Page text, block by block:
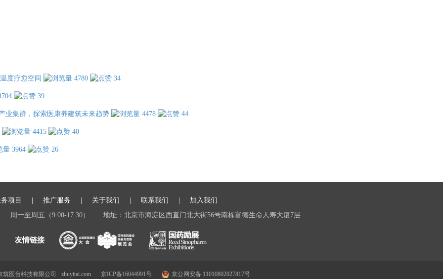
度疗愈空间 4780 34
39
业集群，探索医康养建筑未来趋势 4478 44
4415 40
3964 26
项目 推广服务 关于我们 联系我们
加入我们
周一至周五（9:00-17:30）
地址：北京市海淀区西直门北大街56号南栋富德生命人寿大厦7层
医台科技有限公司 zhuyitai.com 京ICP备16044991号 京公网安备 11010802027817号